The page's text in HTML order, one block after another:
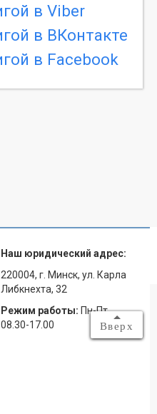
Вверх
Наш юридический адрес:
220004, г. Минск, ул. Карла
Либкнехта, 32
Режим работы: Пн-Пт
08.30-17.00